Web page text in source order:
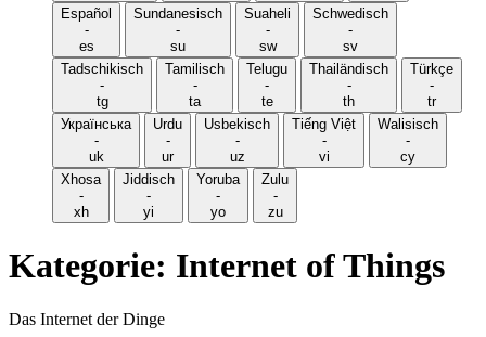
Español
-
es
Sundanesisch
-
su
Suaheli
-
sw
Schwedisch
-
sv
Tadschikisch
-
tg
Tamilisch
-
ta
Telugu
-
te
Thailändisch
-
th
Türkçe
-
tr
Українська
-
uk
Urdu
-
ur
Usbekisch
-
uz
Tiếng Việt
-
vi
Walisisch
-
cy
Xhosa
-
xh
Jiddisch
-
yi
Yoruba
-
yo
Zulu
-
zu
Kategorie: Internet of Things
Das Internet der Dinge